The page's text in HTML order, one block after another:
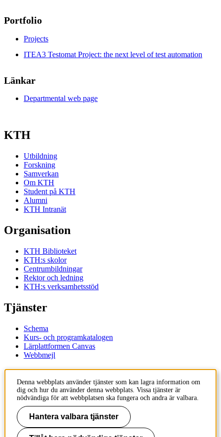
Portfolio
Projects
ITEA3 Testomat Project: the next level of test automation
Länkar
Departmental web page
KTH
Utbildning
Forskning
Samverkan
Om KTH
Student på KTH
Alumni
KTH Intranät
Organisation
KTH Biblioteket
KTH:s skolor
Centrumbildningar
Rektor och ledning
KTH:s verksamhetsstöd
Tjänster
Schema
Kurs- och programkatalogen
Lärplattformen Canvas
Webbmejl
KTH
100 44 Stockholm
+46 8 790 60 00
Kontakta KTH
Denna webbplats använder tjänster som kan lagra information om
dig och hur du använder denna webbplats. Vissa tjänster är
nödvändiga för att webbplatsen ska fungera och andra är valbara.
Hantera valbara tjänster